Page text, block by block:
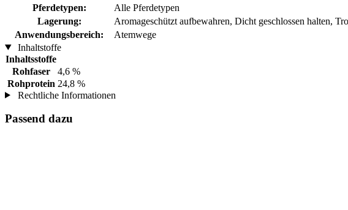
Pferdetypen:
Alle Pferdetypen
Lagerung:
Aromageschützt aufbewahren, Dicht geschlossen halten,
Anwendungsbereich:
Atemwege
Inhaltstoffe
Inhaltsstoffe
Rohfaser
4,6 %
Rohprotein 24,8 %
Rechtliche Informationen
Passend dazu